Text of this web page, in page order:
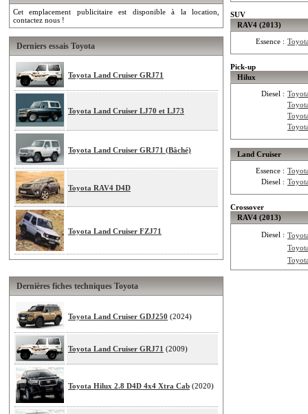
Cet emplacement publicitaire est disponible à la location,
contactez nous !
Derniers essais Toyota
Toyota Land Cruiser GRJ71
Toyota Land Cruiser LJ70 et LJ73
Toyota Land Cruiser GRJ71 (Bâché)
Toyota RAV4 D4D
Toyota Land Cruiser FZJ71
Dernières fiches techniques Toyota
Toyota Land Cruiser GDJ250 (2024)
Toyota Land Cruiser GRJ71 (2009)
Toyota Hilux 2.8 D4D 4x4 Xtra Cab (2020)
SUV
RAV4 (2013)
Essence :
Pick-up
Hilux
Diesel :
Land Cruiser
Essence :
Diesel :
Crossover
RAV4 (2013)
Diesel :